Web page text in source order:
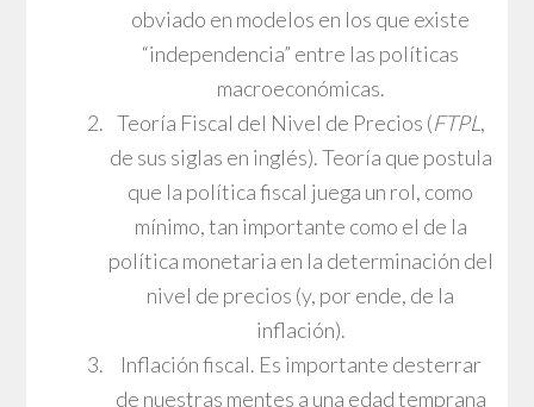
obviado en modelos en los que existe
“independencia” entre las políticas
macroeconómicas.
Teoría Fiscal del Nivel de Precios (FTPL,
de sus siglas en inglés). Teoría que postula
que la política fiscal juega un rol, como
mínimo, tan importante como el de la
política monetaria en la determinación del
nivel de precios (y, por ende, de la
inflación).
Inflación fiscal. Es importante desterrar
de nuestras mentes a una edad temprana